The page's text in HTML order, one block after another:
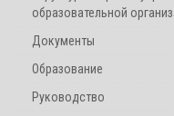
образовательной
Документы
Образование
Руководство